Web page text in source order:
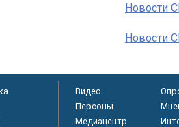
Новости
Новости
Видео
Персоны
Медиацентр